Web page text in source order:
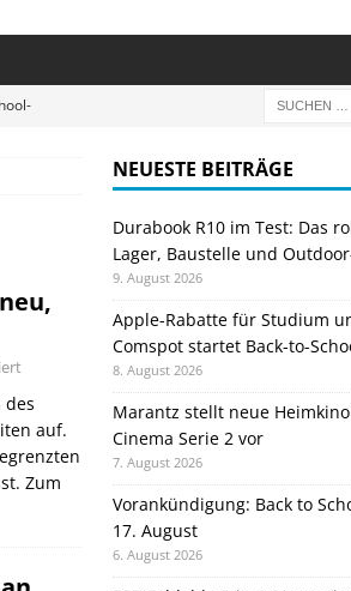
des
auf.
Zum
NEUESTE BEITRÄGE
Durabook R10 im Test: Das
Lager, Baustelle und
9. August 2026
Apple-Rabatte für Studium
Comspot startet Back-to-
8. August 2026
Marantz stellt neue
Cinema Serie 2 vor
7. August 2026
Vorankündigung: Back to
17. August
6. August 2026